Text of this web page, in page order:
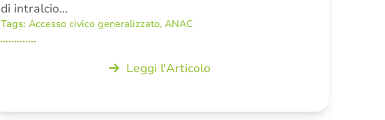
di intralcio…
Tags: Accesso civico generalizzato, ANAC
Leggi l'Articolo